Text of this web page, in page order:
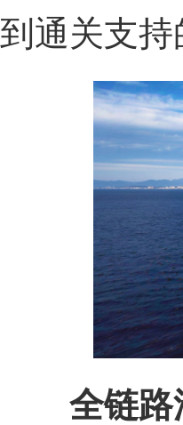
到通关支
全链路